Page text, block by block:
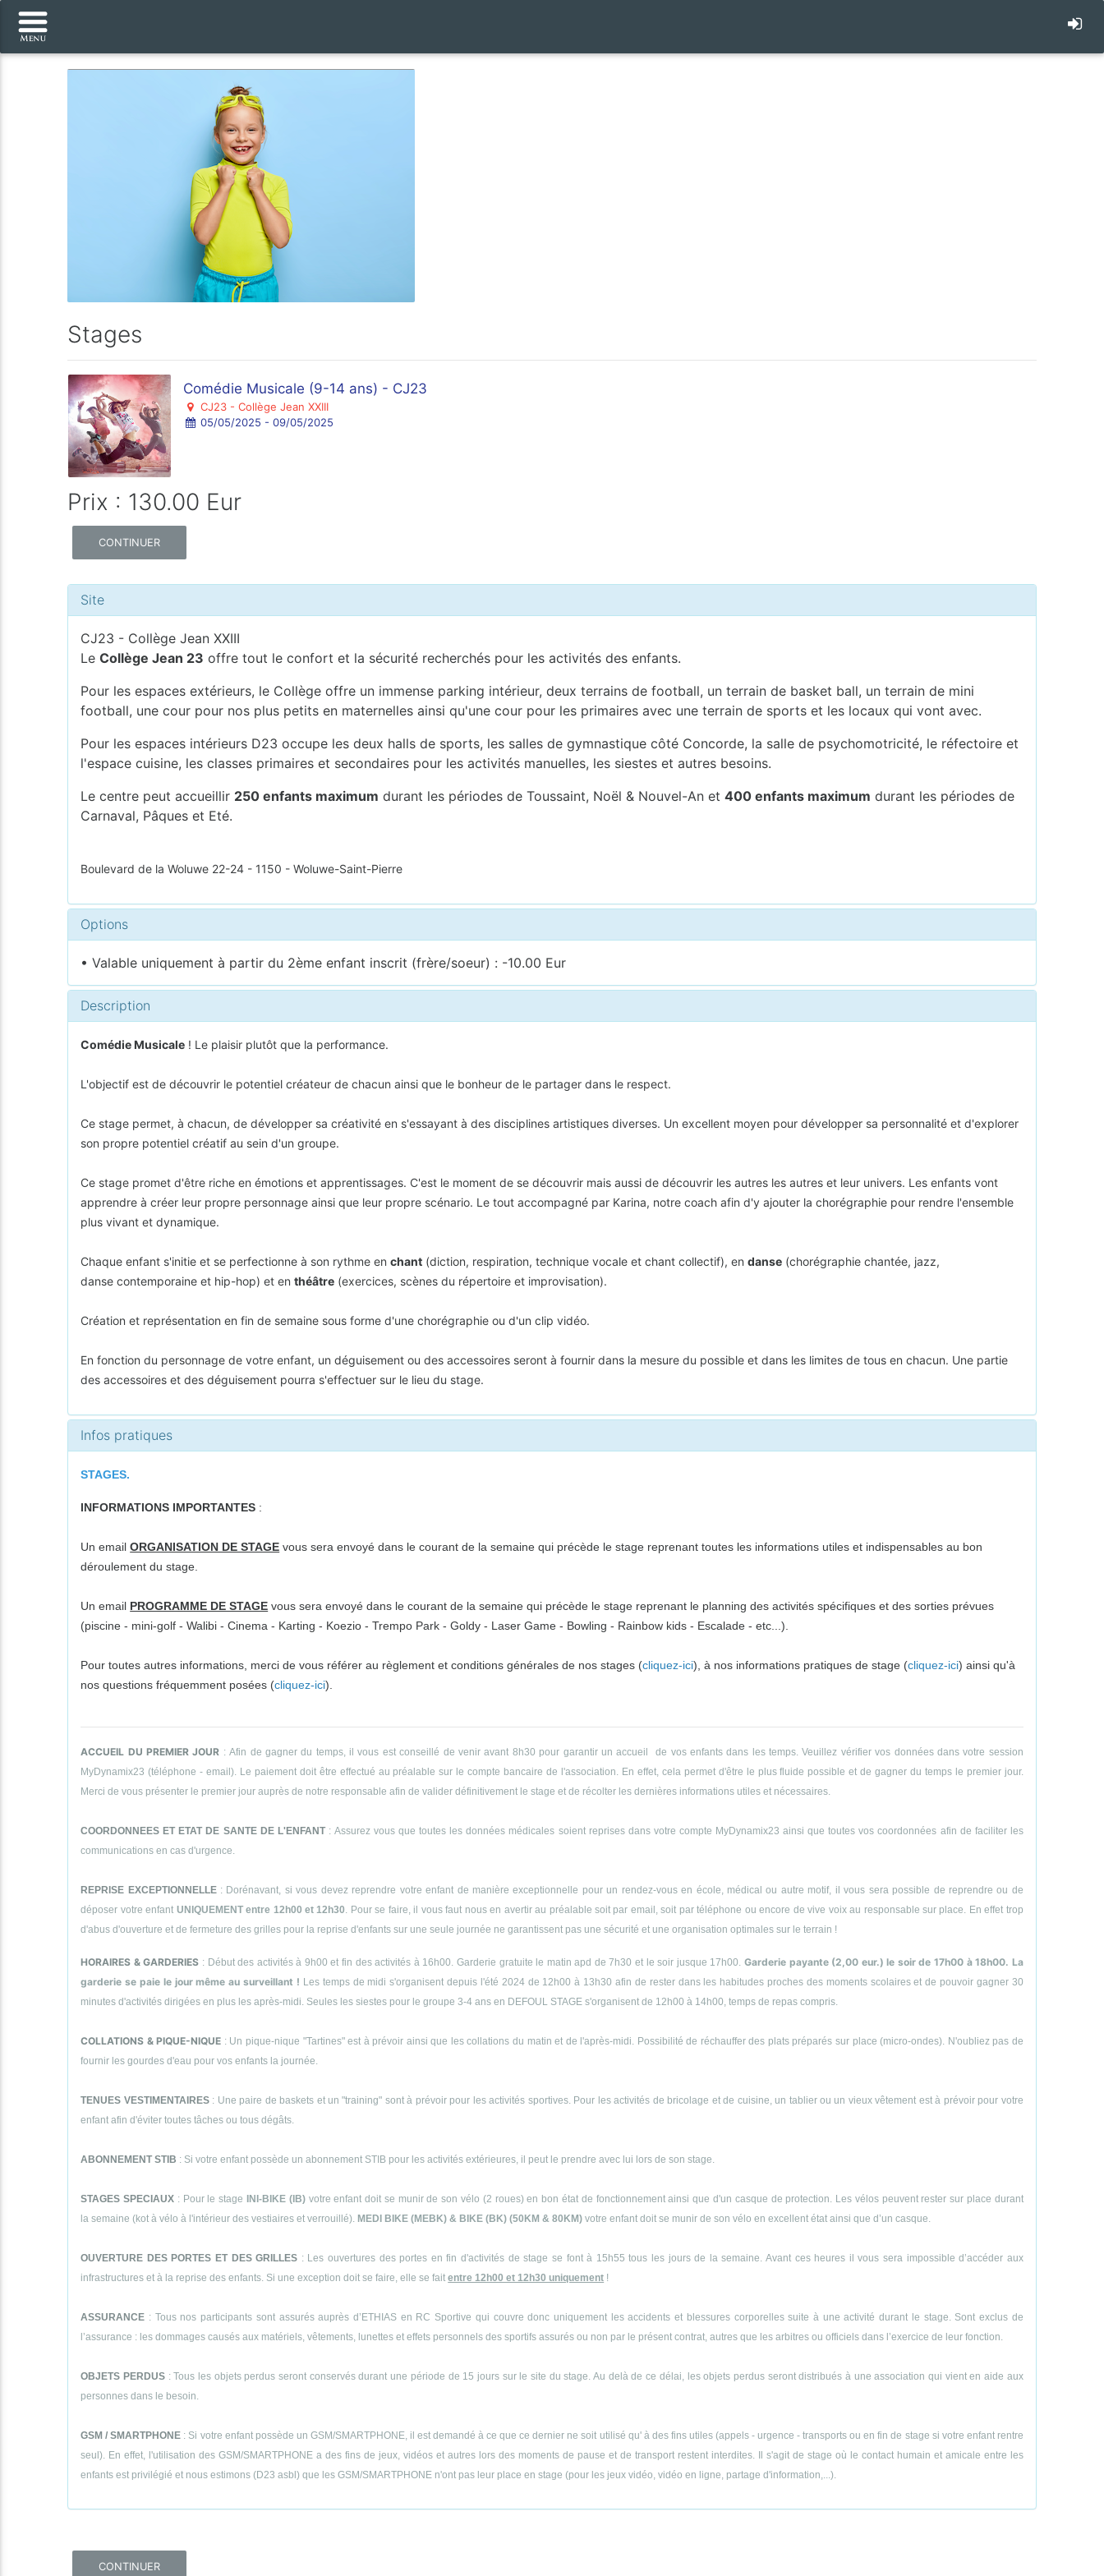
Stages
Comédie Musicale (9-14 ans) - CJ23
CJ23 - Collège Jean XXIII
05/05/2025 - 09/05/2025
Prix : 130.00 Eur
CONTINUER
Site
CJ23 - Collège Jean XXIII
LeCollège Jean 23 offre tout le confort et la sécurité recherchés pour les activités des enfants.
Pour les espaces extérieurs, le Collège offre un immense parking intérieur, deux terrains de football, un terrain de basket ball, un terrain de mini
football, une cour pour nos plus petits en maternelles ainsi qu'une cour pour les primaires avec une terrain de sports et les locaux qui vont avec.
Pour les espaces intérieurs D23 occupe les deux halls de sports, les salles de gymnastique côté Concorde, la salle de psychomotricité, le réfectoire et
l'espace cuisine, les classes primaires et secondaires pour les activités manuelles, les siestes et autres besoins.
Le centre peut accueillir 250 enfants maximum durant les périodes de Toussaint, Noël & Nouvel-An et400 enfants maximum durant les périodes de
Carnaval, Pâques et Eté.
Boulevard de la Woluwe 22-24 - 1150 - Woluwe-Saint-Pierre
Options
• Valable uniquement à partir du 2ème enfant inscrit (frère/soeur) : -10.00 Eur
Description
Comédie Musicale ! Le plaisir plutôt que la performance.
L'objectif est de découvrir le potentiel créateur de chacun ainsi que le bonheur de le partager dans le respect.
Ce stage permet, à chacun, de développer sa créativité en s'essayant à des disciplines artistiques diverses. Un excellent moyen pour développer sa personnalité et d'explorer
son propre potentiel créatif au sein d'un groupe.
Ce stage promet d'être riche en émotions et apprentissages. C'est le moment de se découvrir mais aussi de découvrir les autres les autres et leur univers. Les enfants vont
apprendre à créer leur propre personnage ainsi que leur propre scénario. Le tout accompagné par Karina, notre coach afin d'y ajouter la chorégraphie pour rendre l'ensemble
plus vivant et dynamique.
Chaque enfant s'initie et se perfectionne à son rythme enchant (diction, respiration, technique vocale et chant collectif), endanse (chorégraphie chantée, jazz,
danse contemporaine et hip-hop) et enthéâtre (exercices, scènes du répertoire et improvisation).
Création et représentation en fin de semaine sous forme d'une chorégraphie ou d'un clip vidéo.
En fonction du personnage de votre enfant, un déguisement ou des accessoires seront à fournir dans la mesure du possible et dans les limites de tous en chacun. Une partie
des accessoires et des déguisement pourra s'effectuer sur le lieu du stage.
Infos pratiques
STAGES.
INFORMATIONS IMPORTANTES :
Un emailORGANISATION DE STAGE vous sera envoyé dans le courant de la semaine qui précède le stage reprenant toutes les informations utiles et indispensables au bon
déroulement du stage.
Un email PROGRAMME DE STAGE vous sera envoyé dans le courant de la semaine qui précède le stage reprenant le planning des activités spécifiques et des sorties prévues
(piscine - mini-golf - Walibi - Cinema - Karting - Koezio - Trempo Park - Goldy - Laser Game - Bowling - Rainbow kids - Escalade - etc...).
Pour toutes autres informations, merci de vous référer au règlement et conditions générales de nos stages (cliquez-ici), à nos informations pratiques de stage (cliquez-ici) ainsi qu'à
nos questions fréquemment posées (cliquez-ici).
ACCUEIL DU PREMIER JOUR : Afin de gagner du temps, il vous est conseillé de venir avant 8h30 pour garantir un accueil de vos enfants dans les temps. Veuillez vérifier vos données dans votre session
MyDynamix23 (téléphone - email). Le paiement doit être effectué au préalable sur le compte bancaire de l'association. En effet, cela permet d'être le plus fluide possible et de gagner du temps le premier jour.
Merci de vous présenter le premier jour auprès de notre responsable afin de valider définitivement le stage et de récolter les dernières informations utiles et nécessaires.
COORDONNEES ET ETAT DE SANTE DE L'ENFANT: Assurez vous que toutes les données médicales soient reprises dans votre compte MyDynamix23 ainsi que toutes vos coordonnées afin de faciliter les
communications en cas d'urgence.
REPRISE EXCEPTIONNELLE: Dorénavant, si vous devez reprendre votre enfant de manière exceptionnelle pour un rendez-vous en école, médical ou autre motif, il vous sera possible de reprendre ou de
déposer votre enfant UNIQUEMENT entre 12h00 et 12h30
. Pour se faire, il vous faut nous en avertir au préalable soit par email, soit par téléphone ou encore de vive voix au responsable sur place. En effet trop
d'abus d'ouverture et de fermeture des grilles pour la reprise d'enfants sur une seule journée ne garantissent pas une sécurité et une organisation optimales sur le terrain !
HORAIRES & GARDERIES : Début des activités à 9h00 et fin des activités à 16h00. Garderie gratuite le matin apd de 7h30 et le soir jusque 17h00. Garderie payante (2,00 eur.) le soir de 17h00 à 18h00. La
garderie se paie le jour même au surveillant ! Les temps de midi s'organisent depuis l'été 2024 de 12h00 à 13h30 afin de rester dans les habitudes proches des moments scolaires et de pouvoir gagner 30
minutes d'activités dirigées en plus les après-midi. Seules les siestes pour le groupe 3-4 ans en DEFOUL STAGE s'organisent de 12h00 à 14h00, temps de repas compris.
COLLATIONS & PIQUE-NIQUE : Un pique-nique "Tartines" est à prévoir ainsi que les collations du matin et de l'après-midi. Possibilité de réchauffer des plats préparés sur place (micro-ondes). N'oubliez pas de
fournir les gourdes d'eau pour vos enfants la journée.
TENUES VESTIMENTAIRES: Une paire de baskets et un "training" sont à prévoir pour les activités sportives. Pour les activités de bricolage et de cuisine, un tablier ou un vieux vêtement est à prévoir pour votre
enfant afin d'éviter toutes tâches ou tous dégâts.
ABONNEMENT STIB : Si votre enfant possède un abonnement STIB pour les activités extérieures, il peut le prendre avec lui lors de son stage.
STAGES SPECIAUX: Pour le stage INI-BIKE (IB)votre enfant doit se munir de son vélo (2 roues) en bon état de fonctionnement ainsi que d'un casque de protection. Les vélos peuvent rester sur place durant
la semaine (kot à vélo à l'intérieur des vestiaires et verrouillé). MEDI BIKE (MEBK) & BIKE (BK) (50KM & 80KM)votre enfant doit se munir de son vélo en excellent état ainsi que d’un casque.
OUVERTURE DES PORTES ET DES GRILLES : Les ouvertures des portes en fin d'activités de stage se font à 15h55 tous les jours de la semaine. Avant ces heures il vous sera impossible d’accéder aux
infrastructures et à la reprise des enfants. Si une exception doit se faire, elle se faitentre 12h00 et 12h30 uniquement !
ASSURANCE : Tous nos participants sont assurés auprès d’ETHIAS en RC Sportive qui couvre donc uniquement les accidents et blessures corporelles suite à une activité durant le stage. Sont exclus de
l’assurance : les dommages causés aux matériels, vêtements, lunettes et effets personnels des sportifs assurés ou non par le présent contrat, autres que les arbitres ou officiels dans l’exercice de leur fonction.
OBJETS PERDUS: Tous les objets perdus seront conservés durant une période de 15 jours sur le site du stage. Au delà de ce délai, les objets perdus seront distribués à une association qui vient en aide aux
personnes dans le besoin.
GSM / SMARTPHONE : Si votre enfant possède un GSM/SMARTPHONE, il est demandé à ce que ce dernier ne soit utilisé qu' à des fins utiles (appels - urgence - transports ou en fin de stage si votre enfant rentre
seul). En effet, l'utilisation des GSM/SMARTPHONE a des fins de jeux, vidéos et autres lors des moments de pause et de transport restent interdites. Il s'agit de stage où le contact humain et amicale entre les
enfants est privilégié et nous estimons (D23 asbl) que les GSM/SMARTPHONE n'ont pas leur place en stage (pour les jeux vidéo, vidéo en ligne, partage d'information,...).
CONTINUER